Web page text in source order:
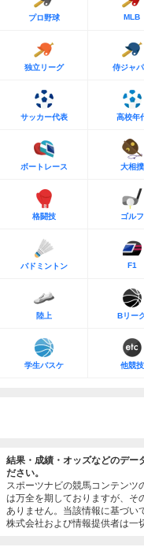
プロ野球 MLB
独立リーグ 侍ジャ
サッカー代表 高校年
ボートレース 大相撲
格闘技 ゴルフ
バドミントン F1
陸上 Bリー
学生バスケ 他競技
結果・成績・オッズなどのデー
ださい。
スポーツナビの競馬コンテンツ
は万全を期しておりますが、そ
ありません。当該情報に基づい
株式会社および情報提供者は一